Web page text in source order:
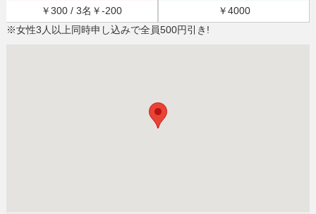
￥300 / 3名￥-200
￥4000
※女性3人以上同時申し込みで全員500円引き!